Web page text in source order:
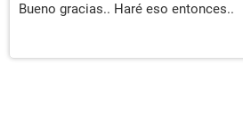
Bueno gracias.. Haré eso entonces..